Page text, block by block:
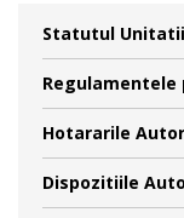
Statutul
Hotararile
Dispozitiile